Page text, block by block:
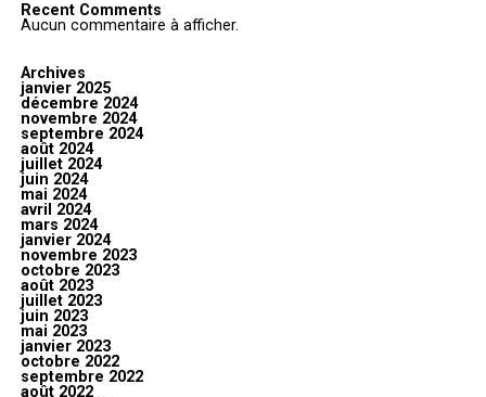
Recent Comments
Aucun commentaire à afficher.
Archives
janvier 2025
décembre 2024
novembre 2024
septembre 2024
août 2024
juillet 2024
juin 2024
mai 2024
avril 2024
mars 2024
janvier 2024
novembre 2023
octobre 2023
août 2023
juillet 2023
juin 2023
mai 2023
janvier 2023
octobre 2022
septembre 2022
août 2022